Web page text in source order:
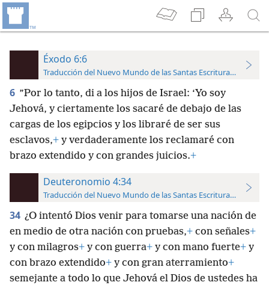
Éxodo 6:6
Traducción del Nuevo Mundo de las Santas Escrituras (con
6 ”Por lo tanto, di a los hijos de Israel: ‘Yo soy
Jehová, y ciertamente los sacaré de debajo de las
cargas de los egipcios y los libraré de ser sus
esclavos,+ y verdaderamente los reclamaré con
brazo extendido y con grandes juicios.+
Deuteronomio 4:34
Traducción del Nuevo Mundo de las Santas Escrituras (con
34 ¿O intentó Dios venir para tomarse una nación de
en medio de otra nación con pruebas,+ con señales+
y con milagros+ y con guerra+ y con mano fuerte+ y
con brazo extendido+ y con gran aterramiento+
semejante a todo lo que Jehová el Dios de ustedes ha